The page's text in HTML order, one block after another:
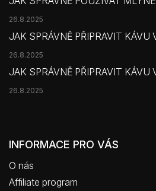
26.8.2025
JAK SPRÁVNĚ PŘIPRAVIT KÁVU
26.8.2025
JAK SPRÁVNĚ PŘIPRAVIT KÁVU
26.8.2025
INFORMACE PRO VÁS
O nás
Affiliate program